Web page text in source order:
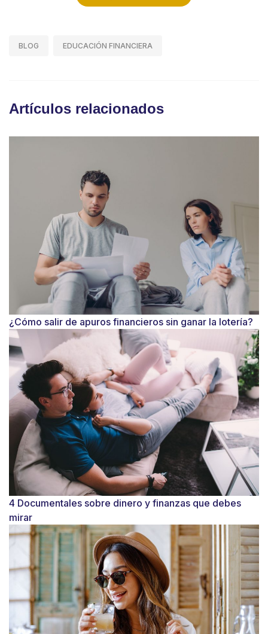
BLOG EDUCACIÓN FINANCIERA
Artículos relacionados
¿Cómo salir de apuros financieros sin ganar la lotería?
4 Documentales sobre dinero y finanzas que debes
mirar